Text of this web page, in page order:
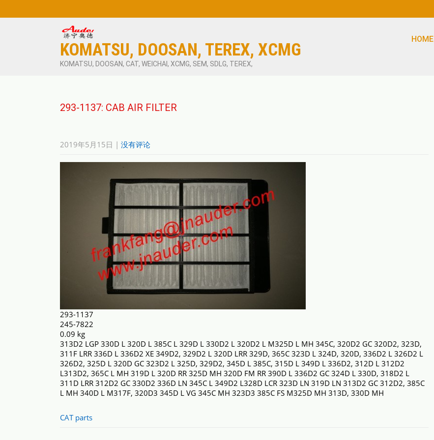
KOMATSU, DOOSAN, TEREX, XCMG
KOMATSU, DOOSAN, CAT, WEICHAI, XCMG, SEM, SDLG, TEREX,
HOME
293-1137: CAB AIR FILTER
2019年5月15日 | 没有评论
293-1137
245-7822
0.09 kg
313D2 LGP 330D L 320D L 385C L 329D L 330D2 L 320D2 L M325D L MH 345C, 320D2 GC 320D2, 323D,
311F LRR 336D L 336D2 XE 349D2, 329D2 L 320D LRR 329D, 365C 323D L 324D, 320D, 336D2 L 326D2 L
326D2, 325D L 320D GC 323D2 L 325D, 329D2, 345D L 385C, 315D L 349D L 336D2, 312D L 312D2
L313D2, 365C L MH 319D L 320D RR 325D MH 320D FM RR 390D L 336D2 GC 324D L 330D, 318D2 L
311D LRR 312D2 GC 330D2 336D LN 345C L 349D2 L328D LCR 323D LN 319D LN 313D2 GC 312D2, 385C
L MH 340D L M317F, 320D3 345D L VG 345C MH 323D3 385C FS M325D MH 313D, 330D MH
CAT parts